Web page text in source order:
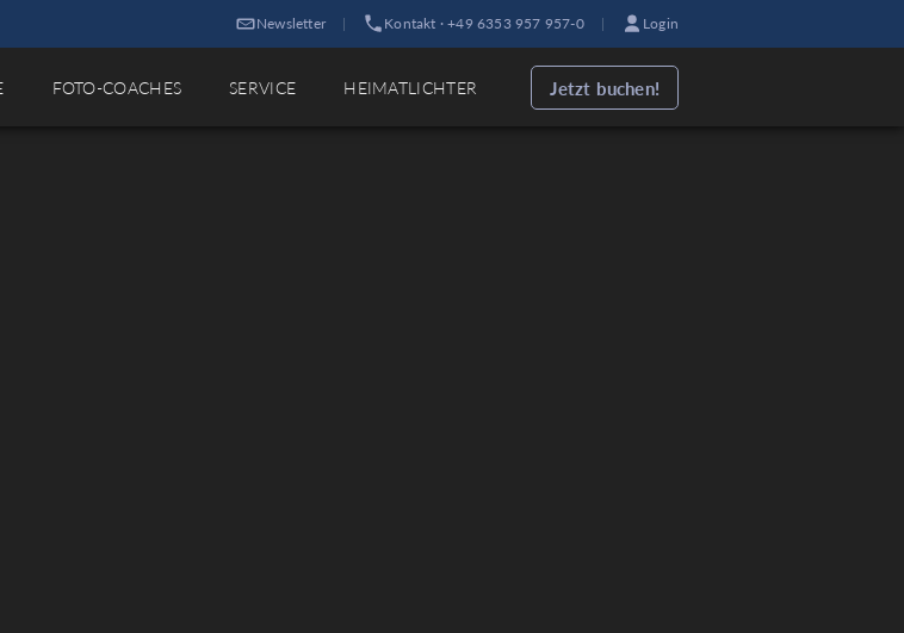
Newsletter | Kontakt · +49 6353 957 957-0 | Login
FOTO-COACHES SERVICE HEIMATLICHTER Jetzt buchen!